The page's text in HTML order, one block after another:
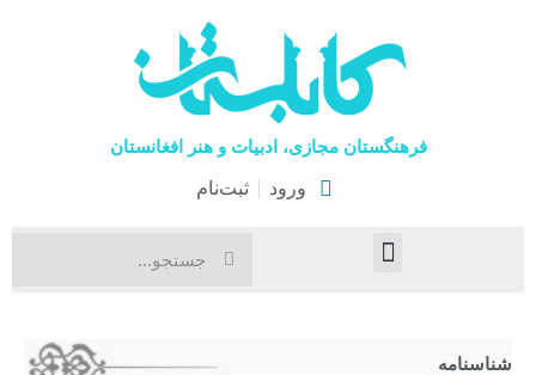
فرهنگستان مجازی، ادبیات و هنر افغانستان
ورود ثبت‌نام
شناسنامه